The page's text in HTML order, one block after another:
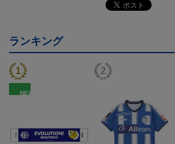
ランキング
NEW